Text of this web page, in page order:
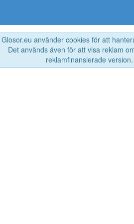
Glosor.eu använder cookies för att
Det används även för att visa reklam
reklamfinansierade version.